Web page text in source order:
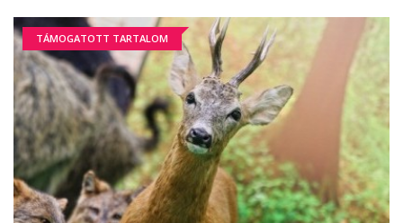
TÁMOGATOTT TARTALOM